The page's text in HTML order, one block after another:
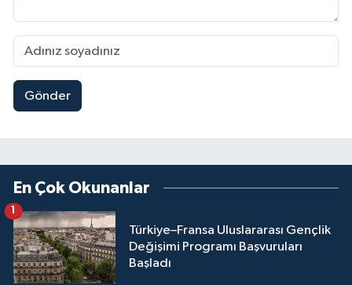
Gönder
En Çok Okunanlar
Türkiye–Fransa Uluslararası Gençlik
Değişimi Programı Başvuruları
Başladı
1